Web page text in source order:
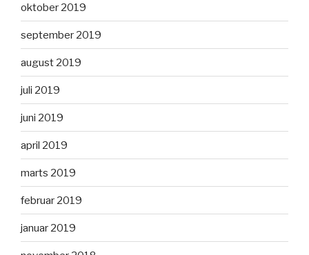
oktober 2019
september 2019
august 2019
juli 2019
juni 2019
april 2019
marts 2019
februar 2019
januar 2019